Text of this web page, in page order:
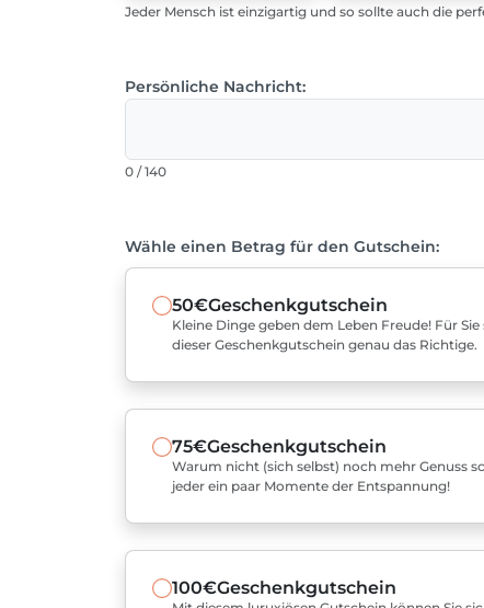
Jeder Mensch ist einzigartig und so sollte auch die
Persönliche Nachricht:
0 / 140
Wähle einen Betrag für den Gutschein:
50€Geschenkgutschein
Kleine Dinge geben dem Leben Freude! Für
dieser Geschenkgutschein genau das Richtige.
75€Geschenkgutschein
Warum nicht (sich selbst) noch mehr Genuss
jeder ein paar Momente der Entspannung!
100€Geschenkgutschein